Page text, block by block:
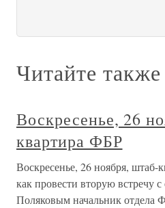
Читайте также
Воскресенье, 26
квартира ФБР
Воскресенье, 26 ноября,
как провести вторую встречу
Поляковым начальник